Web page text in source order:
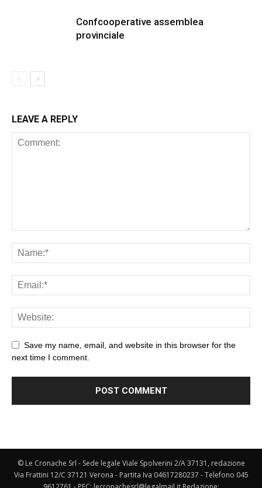
Confcooperative assemblea
provinciale
LEAVE A REPLY
Save my name, email, and website in this browser for the
next time I comment.
© Le Cronache Srl - Sede legale Viale Spolverini 2/A 37131, redazione
Via Frattini 12/C 37121 Verona - Partita Iva 04617280237 - Telefono 045